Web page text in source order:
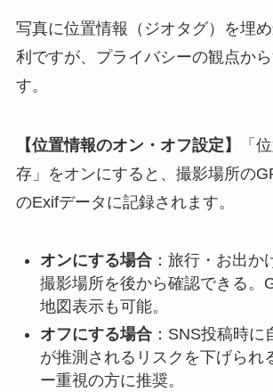
写真に位置情報（ジオタグ）を埋
利ですが、プライバシーの観点か
す。
【位置情報のオン・オフ設定】
「
存」をオンにすると、撮影場所の
のExifデータに記録されます。
オンにする場合：旅行・お出か
撮影場所を後から確認できる。
地図表示も可能。
オフにする場合：SNS投稿時に
が推測されるリスクを下げられ
ー重視の方に推奨。